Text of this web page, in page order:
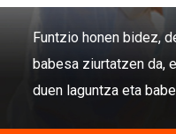
Funtzio honen bidez,
babesa ziurtatzen da,
duen laguntza eta